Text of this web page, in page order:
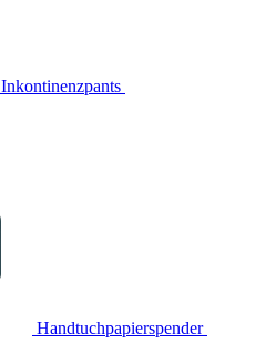
Inkontinenzpants
Handtuchpapierspender